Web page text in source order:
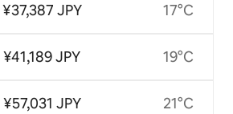
¥37,387 JPY
¥41,189 JPY
¥57,031 JPY
17°C
19°C
21°C